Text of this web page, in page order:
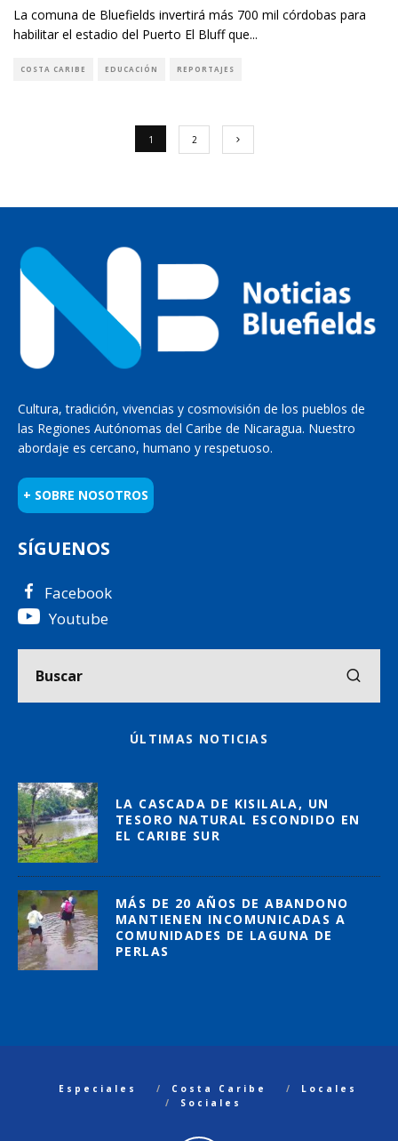
La comuna de Bluefields invertirá más 700 mil córdobas para
habilitar el estadio del Puerto El Bluff que...
COSTA CARIBE EDUCACIÓN REPORTAJES
1 2
Cultura, tradición, vivencias y cosmovisión de los pueblos de
las Regiones Autónomas del Caribe de Nicaragua. Nuestro
abordaje es cercano, humano y respetuoso.
+ SOBRE NOSOTROS
SÍGUENOS
Facebook
Youtube
ÚLTIMAS NOTICIAS
LA CASCADA DE KISILALA, UN
TESORO NATURAL ESCONDIDO EN
EL CARIBE SUR
MÁS DE 20 AÑOS DE ABANDONO
MANTIENEN INCOMUNICADAS A
COMUNIDADES DE LAGUNA DE
PERLAS
Especiales Costa Caribe
Locales
Sociales